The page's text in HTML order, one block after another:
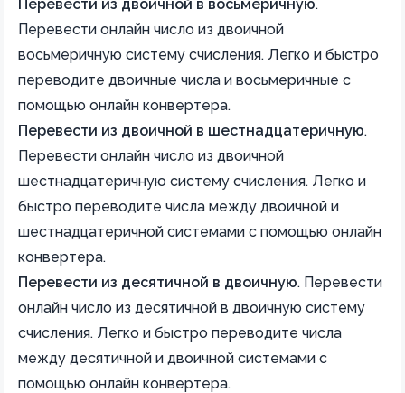
Перевести из двоичной в восьмеричную.
Перевести онлайн число из двоичной
восьмеричную систему счисления. Легко и быстро
переводите двоичные числа и восьмеричные с
помощью онлайн конвертера.
Перевести из двоичной в шестнадцатеричную.
Перевести онлайн число из двоичной
шестнадцатеричную систему счисления. Легко и
быстро переводите числа между двоичной и
шестнадцатеричной системами с помощью онлайн
конвертера.
Перевести из десятичной в двоичную. Перевести
онлайн число из десятичной в двоичную систему
счисления. Легко и быстро переводите числа
между десятичной и двоичной системами с
помощью онлайн конвертера.